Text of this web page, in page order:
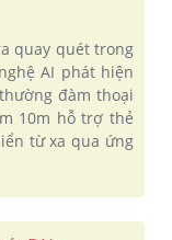
quay quét trong
AI phát hiện
đàm thoại
10m hỗ trợ thẻ
từ xa qua ứng